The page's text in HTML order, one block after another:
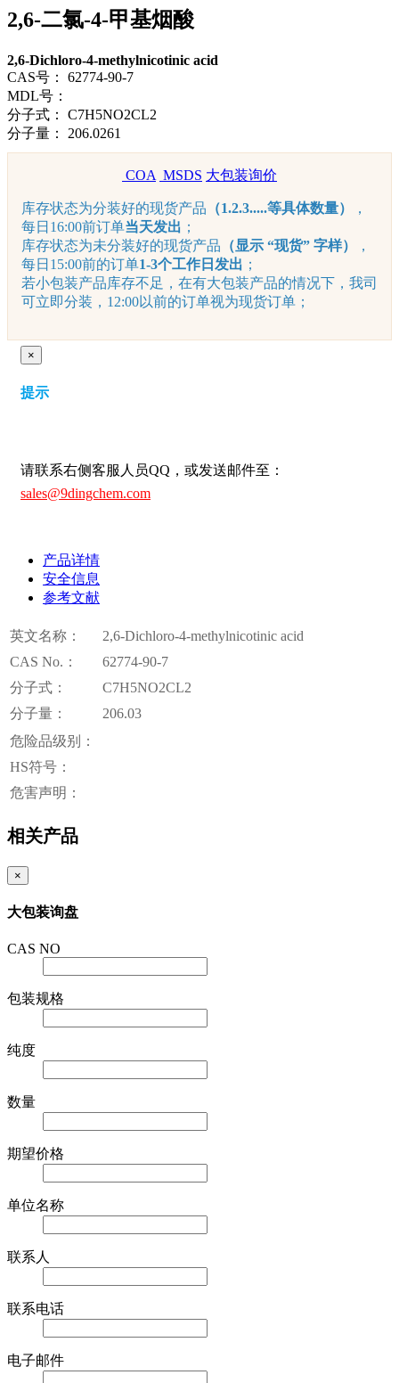
2,6-二氯-4-甲基烟酸
2,6-Dichloro-4-methylnicotinic acid
CAS号：
62774-90-7
MDL号：
分子式：
C7H5NO2CL2
分子量：
206.0261
COA MSDS 大包装询价
库存状态为分装好的现货产品 （1.2.3.....等具体数量）
，
每日16:00前订单当天发出 ；
库存状态为未分装好的现货产品 （显示 “现货” 字样）
，
每日15:00前的订单1-3个工作日发出 ；
若小包装产品库存不足，在有大包装产品的情况下，我司
可立即分装，12:00以前的订单视为现货订单；
×
提示
请联系右侧客服人员QQ，或发送邮件至：
sales@9dingchem.com
产品详情
安全信息
参考文献
英文名称：
2,6-Dichloro-4-methylnicotinic acid
CAS No.：
62774-90-7
分子式：
C7H5NO2CL2
分子量：
206.03
危险品级别：
HS符号：
危害声明：
相关产品
×
大包装询盘
CAS NO
包装规格
纯度
数量
期望价格
单位名称
联系人
联系电话
电子邮件